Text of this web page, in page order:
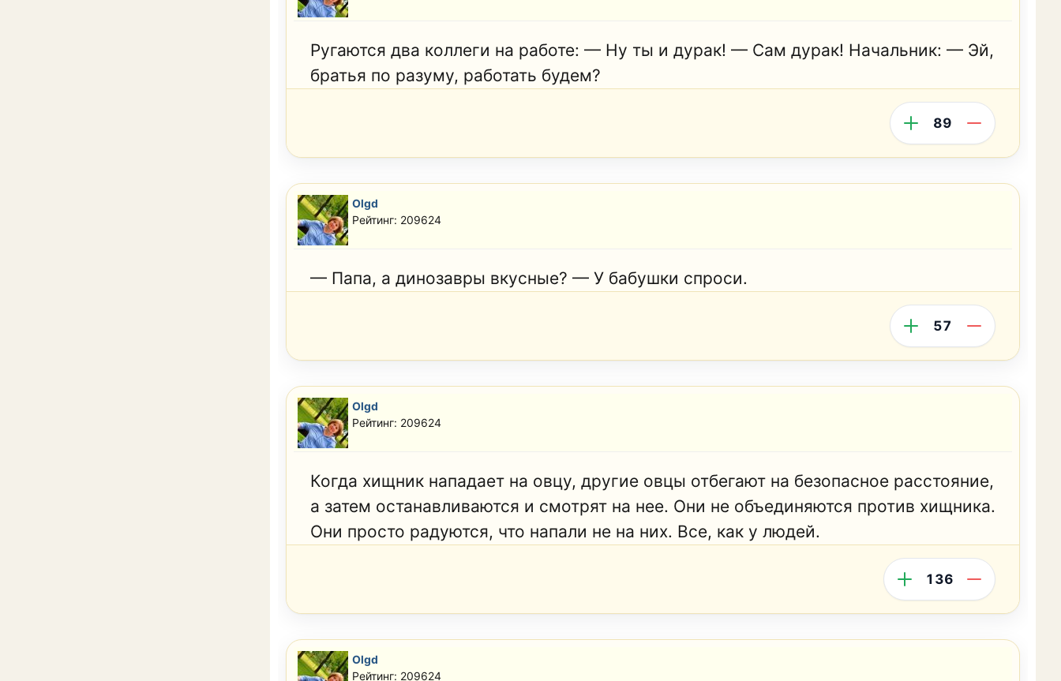
Ругаются два коллеги на работе: — Ну ты и дурак! — Сам дурак! Начальник: — Эй,
братья по разуму, работать будем?
89
Olgd
Рейтинг: 209624
— Папа, а динозавры вкусные? — У бабушки спроси.
57
Olgd
Рейтинг: 209624
Когда хищник нападает на овцу, другие овцы отбегают на безопасное расстояние,
а затем останавливаются и смотрят на нее. Они не объединяются против хищника.
Они просто радуются, что напали не на них. Все, как у людей.
136
Olgd
Рейтинг: 209624